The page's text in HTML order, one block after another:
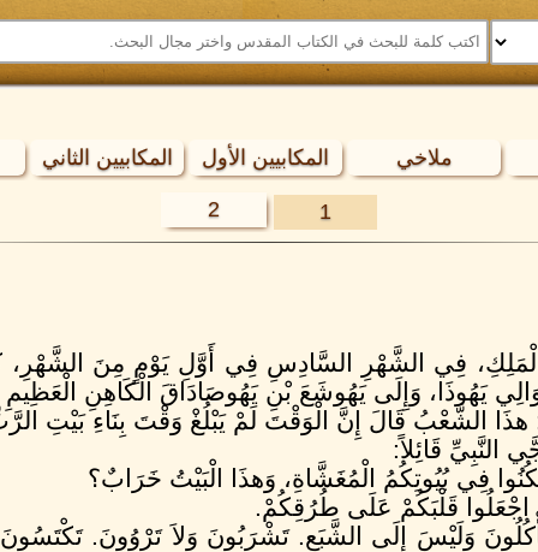
ملاخي المكابيين الأول المكابيين الثاني
1
2
الْمَلِكِ، فِي الشَّهْرِ السَّادِسِ فِي أَوَّلِ يَوْمٍ مِنَ
يَهُوذَا، وَإِلَى يَهُوشَعَ بْنِ يَهُوصَادَاقَ الْكَاهِنِ الْعَظِيمِ
هذَا الشَّعْبُ قَالَ إِنَّ الْوَقْتَ لَمْ يَبْلُغْ وَقْتَ بِنَاءِ بَيْتِ
قَائِلاً:
فِي بُيُوتِكُمُ الْمُغَشَّاةِ، وَهذَا الْبَيْتُ خَرَابٌ؟
اجْعَلُوا قَلْبَكُمْ عَلَى طُرُقِكُمْ.
وَلَيْسَ إِلَى الشَّبَعِ. تَشْرَبُونَ وَلاَ تَرْوُونَ. تَكْتَسُونَ